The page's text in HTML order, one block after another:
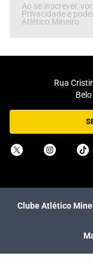
Ao se inscrever,
Privacidade e
Atlético Mineiro.
Rua
Clube Atlético